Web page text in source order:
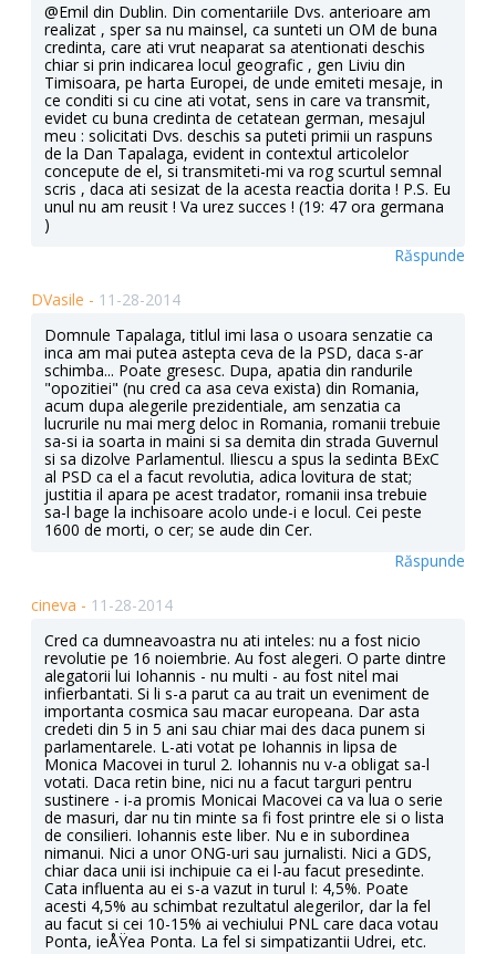
@Emil din Dublin. Din comentariile Dvs. anterioare am
realizat , sper sa nu mainsel, ca sunteti un OM de buna
credinta, care ati vrut neaparat sa atentionati deschis
chiar si prin indicarea locul geografic , gen Liviu din
Timisoara, pe harta Europei, de unde emiteti mesaje, in
ce conditi si cu cine ati votat, sens in care va transmit,
evidet cu buna credinta de cetatean german, mesajul
meu : solicitati Dvs. deschis sa puteti primii un raspuns
de la Dan Tapalaga, evident in contextul articolelor
concepute de el, si transmiteti-mi va rog scurtul semnal
scris , daca ati sesizat de la acesta reactia dorita ! P.S. Eu
unul nu am reusit ! Va urez succes ! (19: 47 ora germana
)
Răspunde
DVasile - 11-28-2014
Domnule Tapalaga, titlul imi lasa o usoara senzatie ca
inca am mai putea astepta ceva de la PSD, daca s-ar
schimba... Poate gresesc. Dupa, apatia din randurile
"opozitiei" (nu cred ca asa ceva exista) din Romania,
acum dupa alegerile prezidentiale, am senzatia ca
lucrurile nu mai merg deloc in Romania, romanii trebuie
sa-si ia soarta in maini si sa demita din strada Guvernul
si sa dizolve Parlamentul. Iliescu a spus la sedinta BExC
al PSD ca el a facut revolutia, adica lovitura de stat;
justitia il apara pe acest tradator, romanii insa trebuie
sa-l bage la inchisoare acolo unde-i e locul. Cei peste
1600 de morti, o cer; se aude din Cer.
Răspunde
cineva - 11-28-2014
Cred ca dumneavoastra nu ati inteles: nu a fost nicio
revolutie pe 16 noiembrie. Au fost alegeri. O parte dintre
alegatorii lui Iohannis - nu multi - au fost nitel mai
infierbantati. Si li s-a parut ca au trait un eveniment de
importanta cosmica sau macar europeana. Dar asta
credeti din 5 in 5 ani sau chiar mai des daca punem si
parlamentarele. L-ati votat pe Iohannis in lipsa de
Monica Macovei in turul 2. Iohannis nu v-a obligat sa-l
votati. Daca retin bine, nici nu a facut targuri pentru
sustinere - i-a promis Monicai Macovei ca va lua o serie
de masuri, dar nu tin minte sa fi fost printre ele si o lista
de consilieri. Iohannis este liber. Nu e in subordinea
nimanui. Nici a unor ONG-uri sau jurnalisti. Nici a GDS,
chiar daca unii isi inchipuie ca ei l-au facut presedinte.
Cata influenta au ei s-a vazut in turul I: 4,5%. Poate
acesti 4,5% au schimbat rezultatul alegerilor, dar la fel
au facut si cei 10-15% ai vechiului PNL care daca votau
Ponta, ieÅŸea Ponta. La fel si simpatizantii Udrei, etc.